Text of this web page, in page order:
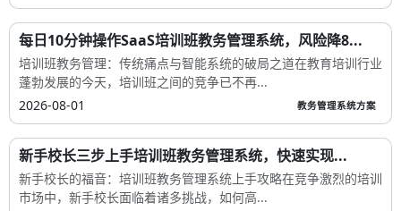
每日10分钟操作SaaS培训班教务管理系统，风险降8...
培训班教务管理：传统痛点与智能系统的破局之道在教育培训行业
蓬勃发展的今天，培训班之间的竞争已不再...
2026-08-01
教务管理系统方案
新手校长三步上手培训班教务管理系统，快速实现...
新手校长的福音：培训班教务管理系统上手攻略在竞争激烈的培训
市场中，新手校长面临着诸多挑战，如何高...